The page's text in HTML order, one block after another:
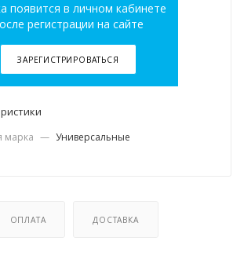
появится в личном кабинете
регистрации на сайте
ЗАРЕГИСТРИРОВАТЬСЯ
марка — Универсальные
ОПЛАТА ДОСТАВКА